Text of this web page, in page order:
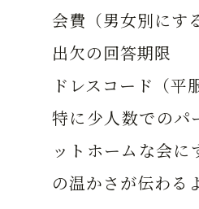
会費（男女別にす
出欠の回答期限
ドレスコード（平
特に少人数でのパ
ットホームな会
の温かさが伝わる